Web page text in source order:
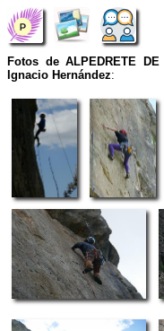
Fotos de ALPEDRETE
Ignacio Hernández: